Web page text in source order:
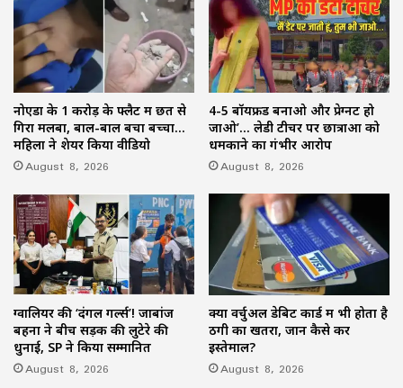
नोएडा के 1 करोड़ के फ्लैट में छत से
गिरा मलबा, बाल-बाल बचा बच्चा…
महिला ने शेयर किया वीडियो
August 8, 2026
4-5 बॉयफ्रेंड बनाओ और प्रेग्नेंट हो
जाओ’… लेडी टीचर पर छात्राओं को
धमकाने का गंभीर आरोप
August 8, 2026
ग्वालियर की ‘दंगल गर्ल्स’! जाबांज
बहनों ने बीच सड़क की लुटेरे की
धुनाई, SP ने किया सम्मानित
August 8, 2026
क्या वर्चुअल डेबिट कार्ड में भी होता है
ठगी का खतरा, जानें कैसे करें
इस्तेमाल?
August 8, 2026